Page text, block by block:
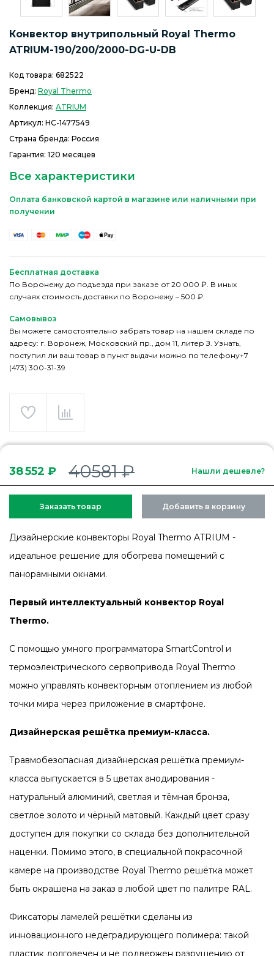
Конвектор внутрипольный Royal Thermo
ATRIUM-190/200/2000-DG-U-DB
Код товара: 682522
Бренд: Royal Thermo
Коллекция: ATRIUM
Артикул: НС-1477549
Страна бренда: Россия
Гарантия: 120 месяцев
Все характеристики
Оплата банковской картой в магазине или наличными при
получении
Бесплатная доставка
По Воронежу до подъезда при заказе от 20 000 ₽. В иных
случаях стоимость доставки по Воронежу – 500 ₽.
Самовывоз
Вы можете самостоятельно забрать товар на нашем складе по
адресу: г. Воронеж, Московский пр., дом 11, литер З. Узнать,
поступил ли ваш товар в пункт выдачи можно по телефону+7
(473) 300-31-39
38 552 ₽ 40581 ₽ Нашли дешевле?
Заказать товар Добавить в корзину
Дизайнерские конвекторы Royal Thermo ATRIUM -
идеальное решение для обогрева помещений c
панорамными окнами.
Первый интеллектуальный конвектор Royal
Thermo.
C помощью умного программатора SmartControl и
термоэлектрического сервопривода Royal Thermo
можно управлять конвекторным отоплением из любой
точки мира через приложение в смартфоне.
Дизайнерская решётка премиум-класса.
Травмобезопасная дизайнерская решётка премиум-
класса выпускается в 5 цветах анодирования -
натуральный алюминий, светлая и тёмная бронза,
светлое золото и чёрный матовый. Каждый цвет сразу
доступен для покупки со склада без дополнительной
наценки. Помимо этого, в специальной покрасочной
камере на производстве Royal Thermo решётка может
быть окрашена на заказ в любой цвет по палитре RAL.
Фиксаторы ламелей решётки сделаны из
инновационного недеградирующего полимера: такой
пластик долговечен и не подвержен разрушению от